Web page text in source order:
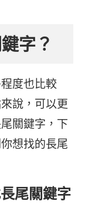
字？
度也比較
說，可以更
關鍵字，下
想找的長尾
尾關鍵字